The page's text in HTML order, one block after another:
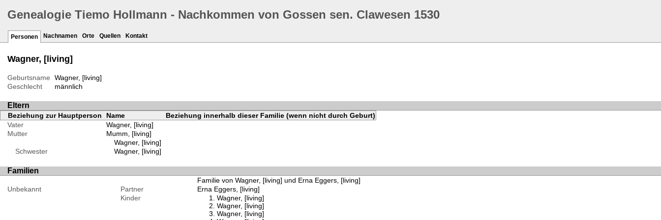
Genealogie Tiemo Hollmann - Nachkommen von Gossen sen. Clawesen 1530
Personen Nachnamen Orte Quellen Kontakt
Wagner, [living]
Geburtsname
Wagner, [living]
Geschlecht
männlich
Eltern
Beziehung zur Hauptperson Name
Beziehung innerhalb dieser Familie (wenn nicht durch Geburt)
Vater
Wagner, [living]
Mutter
Mumm, [living]
Wagner, [living]
Schwester
Wagner, [living]
Familien
Familie von Wagner, [living] und Erna Eggers, [living]
Unbekannt
Partner
Erna Eggers, [living]
Kinder
Wagner, [living]
Wagner, [living]
Wagner, [living]